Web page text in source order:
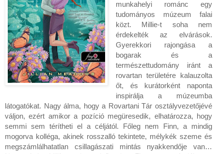
munkahelyi románc egy
tudományos múzeum falai
közt. Millie-t soha nem
érdekelték az elvárások.
Gyerekkori rajongása a
bogarak és a
természettudomány iránt a
rovartan területére kalauzolta
őt, és kurátorként naponta
inspirálja a múzeumba
látogatókat. Nagy álma, hogy a Rovartani Tár osztályvezetőjévé
váljon, ezért amikor a pozíció megüresedik, elhatározza, hogy
semmi sem térítheti el a céljától. Főleg nem Finn, a mindig
mogorva kolléga, akinek rosszalló tekintete, mélykék szeme és
megszámlálhatatlan csillagászati mintás nyakkendője van…